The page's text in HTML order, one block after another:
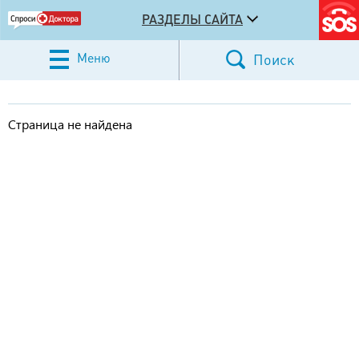
РАЗДЕЛЫ САЙТА
Меню Поиск
Страница не найдена